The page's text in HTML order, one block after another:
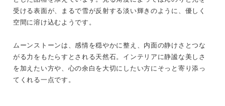
受ける表面が、まるで雪が反射する淡い輝きのように、優しく
空間に溶け込むようです。
ムーンストーンは、感情を穏やかに整え、内面の静けさとつな
がる力をもたらすとされる天然石。インテリアに静謐な美しさ
を加えたい方や、心の余白を大切にしたい方にそっと寄り添っ
てくれる一点です。